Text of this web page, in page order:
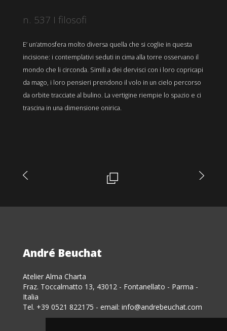
n. 537 I filosofi
E’ un’atmosfera molto diversa quella che si coglie in questa
incisione: i contemplativi seduti in cima alla torre osservano il
mondo che li circonda. Simili a dei dervisci con i loro copricapi
da mago, i loro pensieri prendono il volo in un cielo percorso
da orbite tracciate al bulino. La vertigine riempie lo spazio e ci
trascina in una dimensione onirica.
André Beuchat
Atelier Alma Charta
Fraz. Toccalmatto 13, 43012 - Fontanellato - Parma -
Italia
Tel. +39 0521 822175 - email: info@andrebeuchat.com